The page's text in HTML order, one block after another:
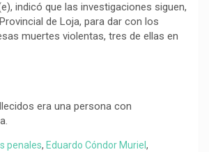
indicó que las investigaciones siguen,
de Loja, para dar con los
muertes violentas, tres de ellas en
era una persona con
penales, Eduardo Cóndor Muriel ,